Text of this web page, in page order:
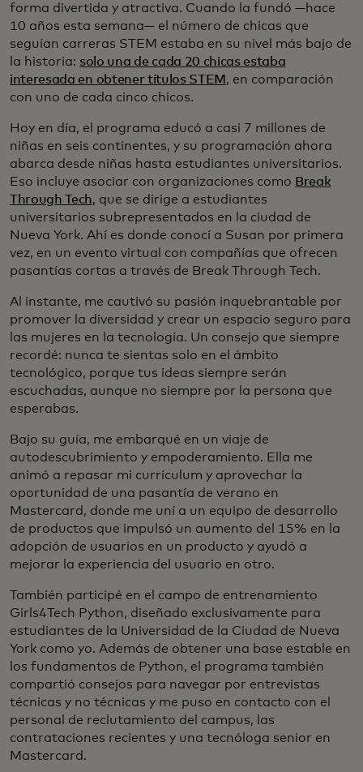
forma divertida y atractiva. Cuando la fundó —hace
10 años esta semana— el número de chicas que
seguían carreras STEM estaba en su nivel más bajo de
la historia: solo una de cada 20 chicas estaba
interesada en obtener títulos STEM, en comparación
con uno de cada cinco chicos.
Hoy en día, el programa educó a casi 7 millones de
niñas en seis continentes, y su programación ahora
abarca desde niñas hasta estudiantes universitarios.
Eso incluye asociar con organizaciones como Break
Through Tech, que se dirige a estudiantes
universitarios subrepresentados en la ciudad de
Nueva York. Ahí es donde conocí a Susan por primera
vez, en un evento virtual con compañías que ofrecen
pasantías cortas a través de Break Through Tech.
Al instante, me cautivó su pasión inquebrantable por
promover la diversidad y crear un espacio seguro para
las mujeres en la tecnología. Un consejo que siempre
recordé: nunca te sientas solo en el ámbito
tecnológico, porque tus ideas siempre serán
escuchadas, aunque no siempre por la persona que
esperabas.
Bajo su guía, me embarqué en un viaje de
autodescubrimiento y empoderamiento. Ella me
animó a repasar mi currículum y aprovechar la
oportunidad de una pasantía de verano en
Mastercard, donde me uní a un equipo de desarrollo
de productos que impulsó un aumento del 15% en la
adopción de usuarios en un producto y ayudó a
mejorar la experiencia del usuario en otro.
También participé en el campo de entrenamiento
Girls4Tech Python, diseñado exclusivamente para
estudiantes de la Universidad de la Ciudad de Nueva
York como yo. Además de obtener una base estable en
los fundamentos de Python, el programa también
compartió consejos para navegar por entrevistas
técnicas y no técnicas y me puso en contacto con el
personal de reclutamiento del campus, las
contrataciones recientes y una tecnóloga senior en
Mastercard.